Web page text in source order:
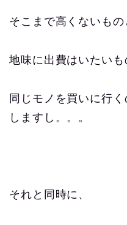
そこまで高くないもの
地味に出費はいたいも
同じモノを買いに行
しますし。。。
それと同時に、